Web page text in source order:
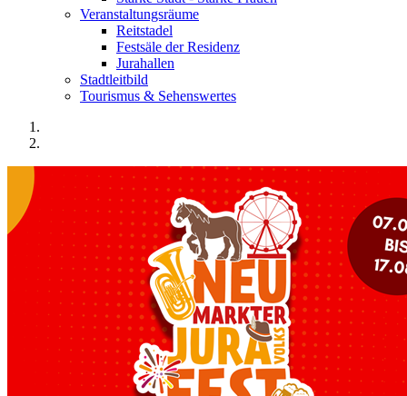
Veranstaltungsräume
Reitstadel
Festsäle der Residenz
Jurahallen
Stadtleitbild
Tourismus & Sehenswertes